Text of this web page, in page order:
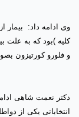
وی ادامه داد: بیمار
کلیه )بود که به علت
و فلورو کورتیزون
دکتر نعمت شاهی
انتخاباتی یکی از